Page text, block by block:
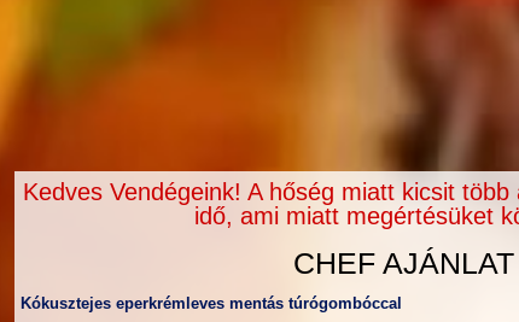
Kedves Vendégeink! A hőség miatt kicsit
idő, ami miatt megértésüket
CHEF AJÁNLAT
Kókusztejes eperkrémleves mentás túrógombóccal